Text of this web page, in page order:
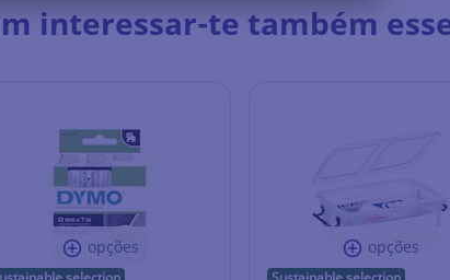
interessar-te também
opções opções